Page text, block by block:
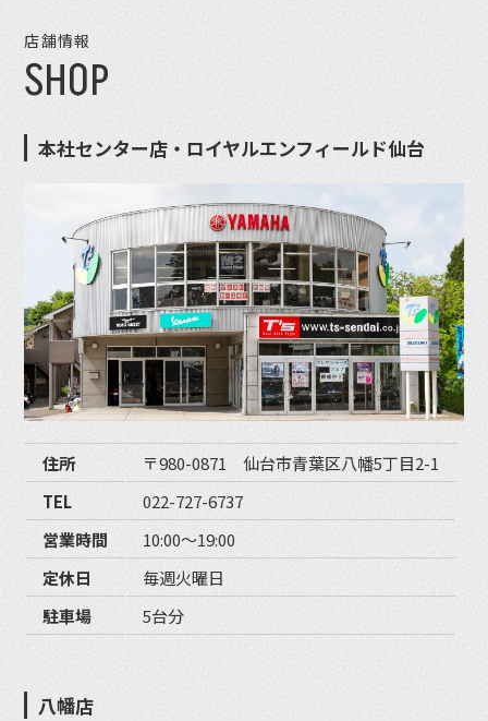
店舗情報
SHOP
本社センター店・ロイヤルエンフィールド仙台
住所
〒980-0871 仙台市青葉区八幡5丁目2-1
TEL
022-727-6737
営業時間
10:00〜19:00
定休日
毎週火曜日
駐車場
5台分
八幡店